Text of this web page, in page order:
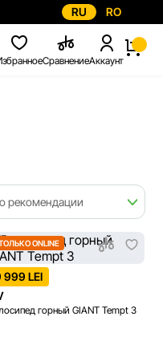
RU RO
СравнениеАккаунт
рекомендации
ONLINE
999 LEI
горный GIANT Tempt 3